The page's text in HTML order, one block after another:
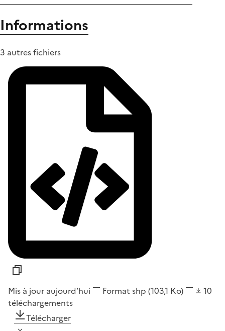
Informations
3 autres fichiers
Mis à jour aujourd’hui Format shp (103,1 Ko)
10
téléchargements
Télécharger